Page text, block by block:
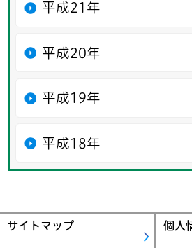
平成21年
平成20年
平成19年
平成18年
サイトマップ 個人